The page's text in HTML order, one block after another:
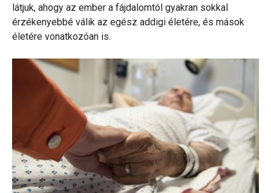
látjuk, ahogy az ember a fájdalomtól gyakran sokkal
érzékenyebbé válik az egész addigi életére, és mások
életére vonatkozóan is.